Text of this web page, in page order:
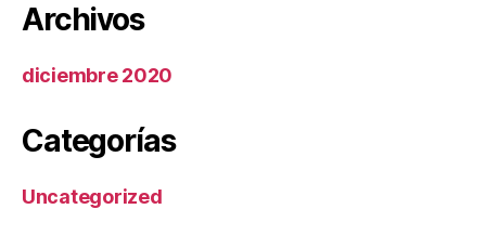
Archivos
diciembre 2020
Categorías
Uncategorized